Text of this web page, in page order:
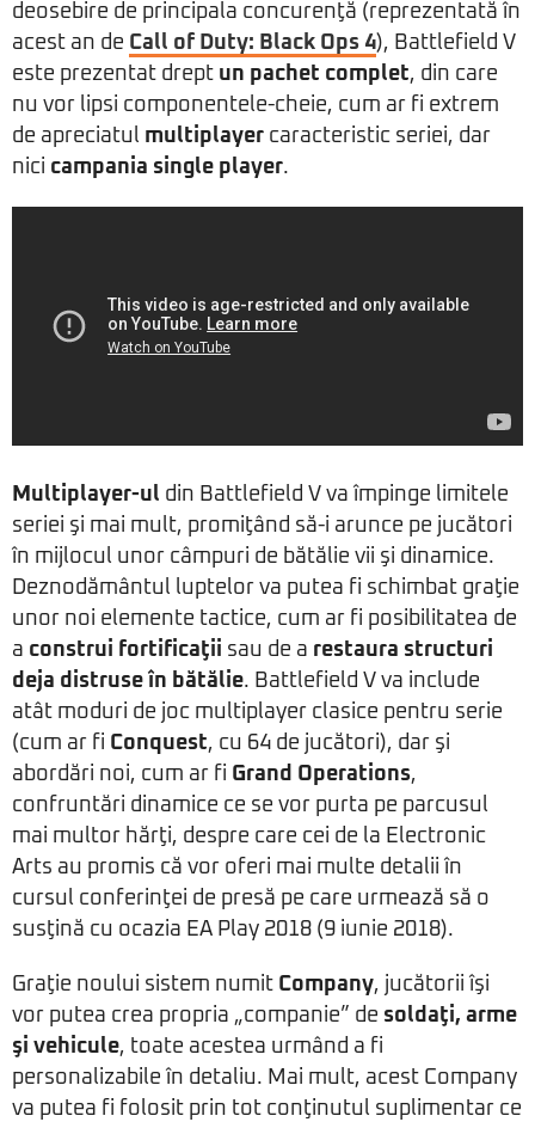
deosebire de principala concurenţă (reprezentată în
acest an de Call of Duty: Black Ops 4), Battlefield V
este prezentat drept un pachet complet, din care
nu vor lipsi componentele-cheie, cum ar fi extrem
de apreciatul multiplayer caracteristic seriei, dar
nici campania single player.
Multiplayer-ul din Battlefield V va împinge limitele
seriei şi mai mult, promiţând să-i arunce pe jucători
în mijlocul unor câmpuri de bătălie vii şi dinamice.
Deznodământul luptelor va putea fi schimbat graţie
unor noi elemente tactice, cum ar fi posibilitatea de
a construi fortificaţii sau de a restaura structuri
deja distruse în bătălie. Battlefield V va include
atât moduri de joc multiplayer clasice pentru serie
(cum ar fi Conquest, cu 64 de jucători), dar şi
abordări noi, cum ar fi Grand Operations,
confruntări dinamice ce se vor purta pe parcusul
mai multor hărţi, despre care cei de la Electronic
Arts au promis că vor oferi mai multe detalii în
cursul conferinţei de presă pe care urmează să o
susţină cu ocazia EA Play 2018 (9 iunie 2018).
Graţie noului sistem numit Company, jucătorii îşi
vor putea crea propria „companie” de soldaţi, arme
şi vehicule, toate acestea urmând a fi
personalizabile în detaliu. Mai mult, acest Company
va putea fi folosit prin tot conţinutul suplimentar ce